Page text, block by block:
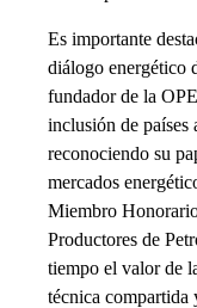
Es importante
diálogo energético
fundador de la
inclusión de países
reconociendo su
mercados
Miembro
Productores de
tiempo el valor de
técnica compartida